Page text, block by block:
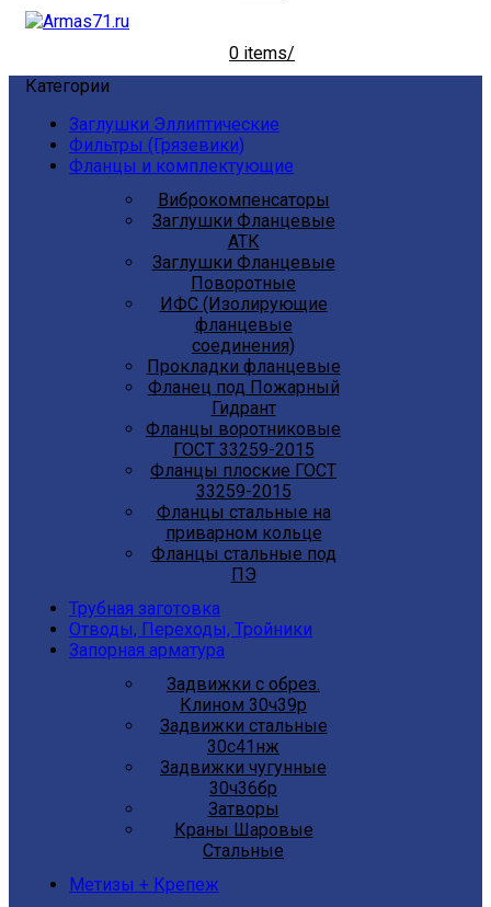
0 items/
Категории
Заглушки Эллиптические
Фильтры (Грязевики)
Фланцы и комплектующие
Виброкомпенсаторы
Заглушки Фланцевые
АТК
Заглушки Фланцевые
Поворотные
ИФС (Изолирующие
фланцевые
соединения)
Прокладки фланцевые
Фланец под Пожарный
Гидрант
Фланцы воротниковые
ГОСТ 33259-2015
Фланцы плоские ГОСТ
33259-2015
Фланцы стальные на
приварном кольце
Фланцы стальные под
ПЭ
Трубная заготовка
Отводы, Переходы, Тройники
Запорная арматура
Задвижки с обрез.
Клином 30ч39р
Задвижки стальные
30с41нж
Задвижки чугунные
30ч36бр
Затворы
Краны Шаровые
Стальные
Метизы + Крепеж